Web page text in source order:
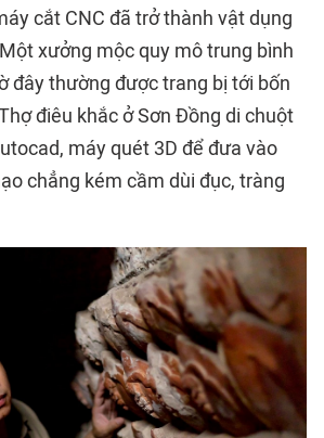
cắt CNC đã trở thành vật dụng
xưởng mộc quy mô trung bình
đây thường được trang bị tới bốn
điêu khắc ở Sơn Đồng di chuột
máy quét 3D để đưa vào
chẳng kém cầm dùi đục, tràng